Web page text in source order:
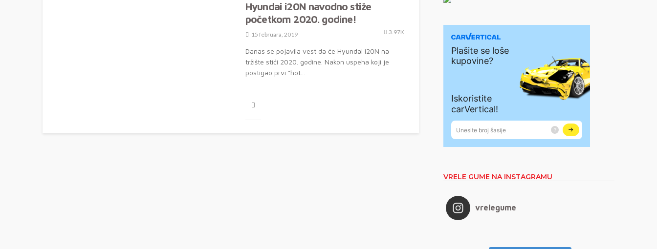
Hyundai i20N navodno stiže
početkom 2020. godine!
15 februara, 2019 3.97K
Danas se pojavila vest da će Hyundai i20N na
tržište stići 2020. godine. Nakon uspeha koji je
postigao prvi “hot...
VRELE GUME NA INSTAGRAMU
vrelegume